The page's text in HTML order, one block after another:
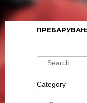
Category